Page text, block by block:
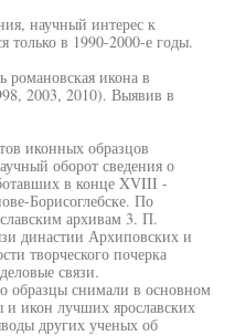
научный интерес к
только в 1990-2000-е годы.
романовская икона в
2003, 2010). Выявив в
иконных образцов
оборот сведения о
в конце XVIII -
Борисоглебске. По
архивам 3. П.
династии Архиповских и
творческого почерка
связи.
образцы снимали в основном
икон лучших ярославских
других ученых об